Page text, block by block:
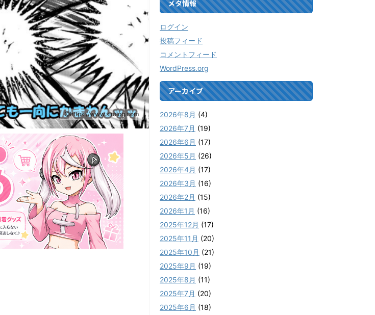
https://www.sirolog.com
メタ情報
ログイン
投稿フィード
コメントフィード
WordPress.org
アーカイブ
2026年8月 (4)
2026年7月 (19)
2026年6月 (17)
2026年5月 (26)
2026年4月 (17)
2026年3月 (16)
2026年2月 (15)
2026年1月 (16)
2025年12月 (17)
2025年11月 (20)
2025年10月 (21)
2025年9月 (19)
2025年8月 (11)
2025年7月 (20)
2025年6月 (18)